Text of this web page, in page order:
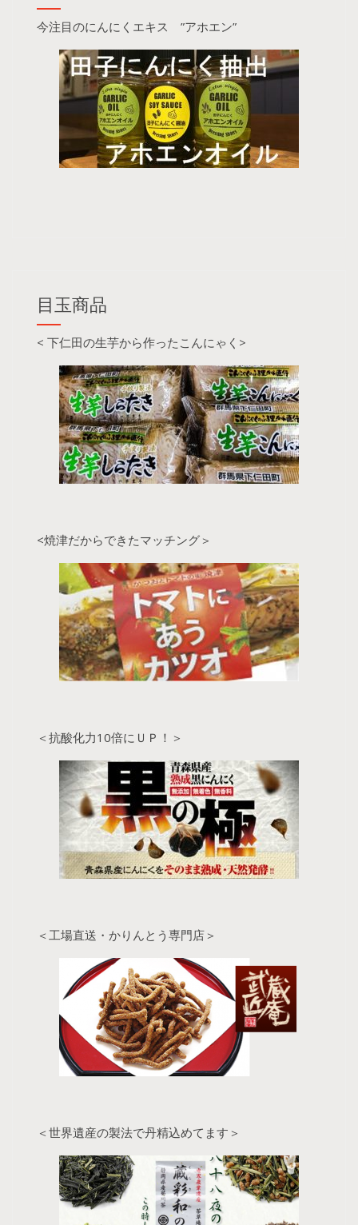
今注目のにんにくエキス ”アホエン”
目玉商品
< 下仁田の生芋から作ったこんにゃく>
<焼津だからできたマッチング＞
＜抗酸化力10倍にＵＰ！＞
＜工場直送・かりんとう専門店＞
＜世界遺産の製法で丹精込めてます＞